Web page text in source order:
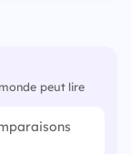
peut lire